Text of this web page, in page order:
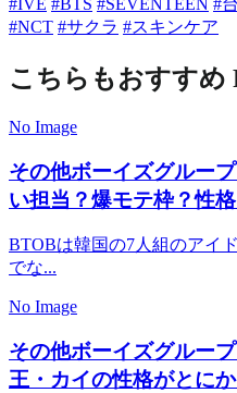
#IVE #BTS #SEVENTEEN #
#NCT #サクラ #スキンケア
こちらもおすすめ
No Image
その他ボーイズグループ
い担当？爆モテ枠？性
BTOBは韓国の7人組のアイ
でな...
No Image
その他ボーイズグループ
王・カイの性格がとに